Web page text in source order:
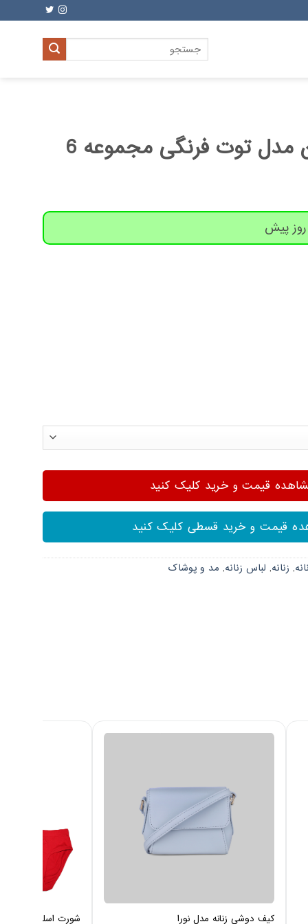
جستجو
برای:
جوراب زنانه پاوین مدل توت فرنگی مجموعه 6
قیمت و خرید کلیک کنید
قیمت و خرید قسطی کلیک کنید
, زنانه, لباس زنانه, مد و پوشاک
کیف دوشی زنانه مدل نورا
شورت اسلیپ مردانه